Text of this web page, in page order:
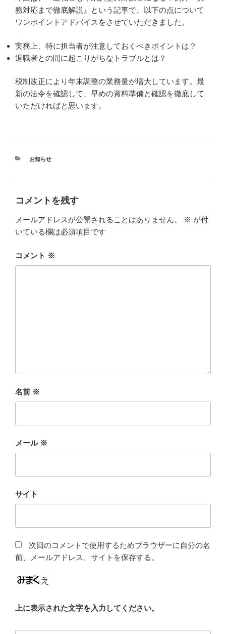
務対応まで徹底解説』という記事で、以下の点について
ワンポイントアドバイスをさせていただきました。
実務上、特に担当者が注意しておくべきポイントは？
退職者との間に起こりがちなトラブルとは？
税制改正により年末調整の業務量が増大しています。最
新の法令を確認して、早めの資料準備と確認を徹底して
いただければと思います。
カ
お知らせ
コメントを残す
メールアドレスが公開されることはありません。 ※ が付
いている欄は必須項目です
コメント ※
名前 ※
メール ※
サイト
次回のコメントで使用するためブラウザーに自分の名
前、メールアドレス、サイトを保存する。
上に表示された文字を入力してください。